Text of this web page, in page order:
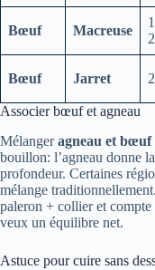
Bœuf Macreuse
Bœuf Jarret
Associer bœuf et agneau
Mélangeragneau et bœuf
bouillon: l’agneau donne
profondeur. Certaines
mélange
paleron + collier et compte
veux un équilibre net.
Astuce pour cuire sans